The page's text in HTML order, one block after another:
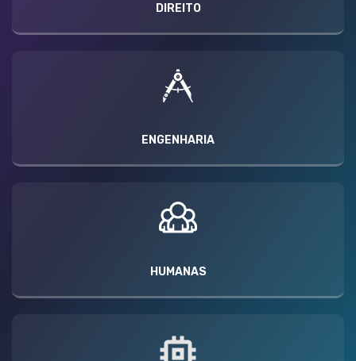
DIREITO
ENGENHARIA
HUMANAS